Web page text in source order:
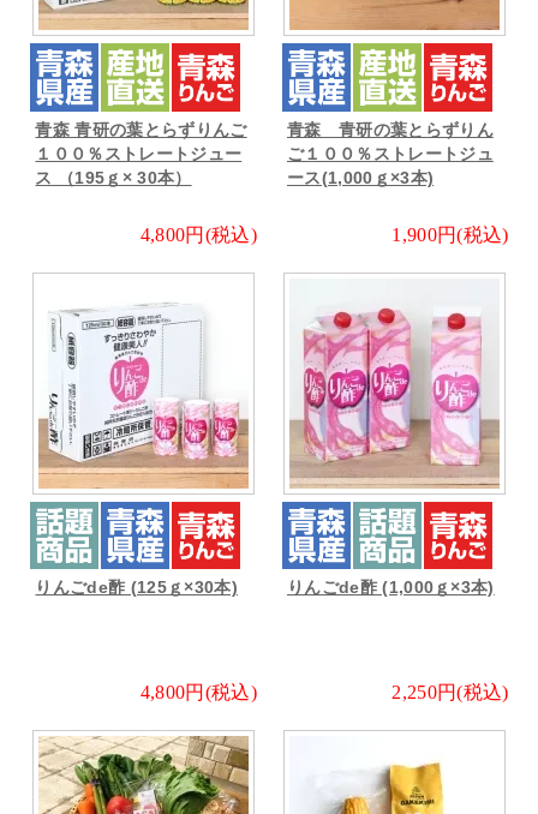
青森 青研の葉とらずりんご
１００％ストレートジュー
ス （195ｇ× 30本）
4,800円(税込)
青森 青研の葉とらずりん
ご１００％ストレートジュ
ース(1,000ｇ×3本)
1,900円(税込)
りんごde酢 (125ｇ×30本)
4,800円(税込)
りんごde酢 (1,000ｇ×3本)
2,250円(税込)